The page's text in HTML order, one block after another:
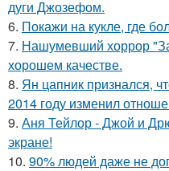
дуги Джозефом.
6. Покажи на кукле, где
7. Нашумевший хоррор
хорошем качестве.
8. Ян цапник признался,
2014 году изменил
9. Аня Тейлор - Джой и
экране!
10. 90% людей даже не